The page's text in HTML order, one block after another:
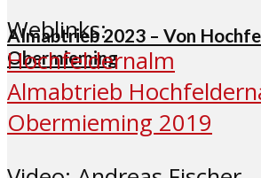
Almabtrieb 2023 – Von
Obermieming
Weblinks:
Hochfeldernalm
Almabtrieb
Obermieming 2019